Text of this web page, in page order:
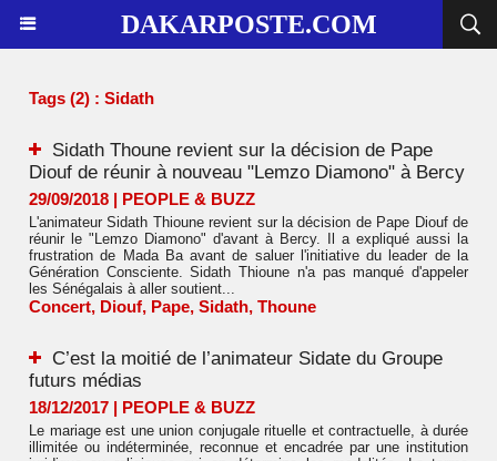
DAKARPOSTE.COM
Tags (2) : Sidath
Sidath Thoune revient sur la décision de Pape
Diouf de réunir à nouveau "Lemzo Diamono" à Bercy
29/09/2018 | PEOPLE & BUZZ
L'animateur Sidath Thioune revient sur la décision de Pape Diouf de
réunir le "Lemzo Diamono" d'avant à Bercy. Il a expliqué aussi la
frustration de Mada Ba avant de saluer l'initiative du leader de la
Génération Consciente. Sidath Thioune n'a pas manqué d'appeler
les Sénégalais à aller soutient...
Concert, Diouf, Pape, Sidath, Thoune
C’est la moitié de l’animateur Sidate du Groupe
futurs médias
18/12/2017 | PEOPLE & BUZZ
Le mariage est une union conjugale rituelle et contractuelle, à durée
illimitée ou indéterminée, reconnue et encadrée par une institution